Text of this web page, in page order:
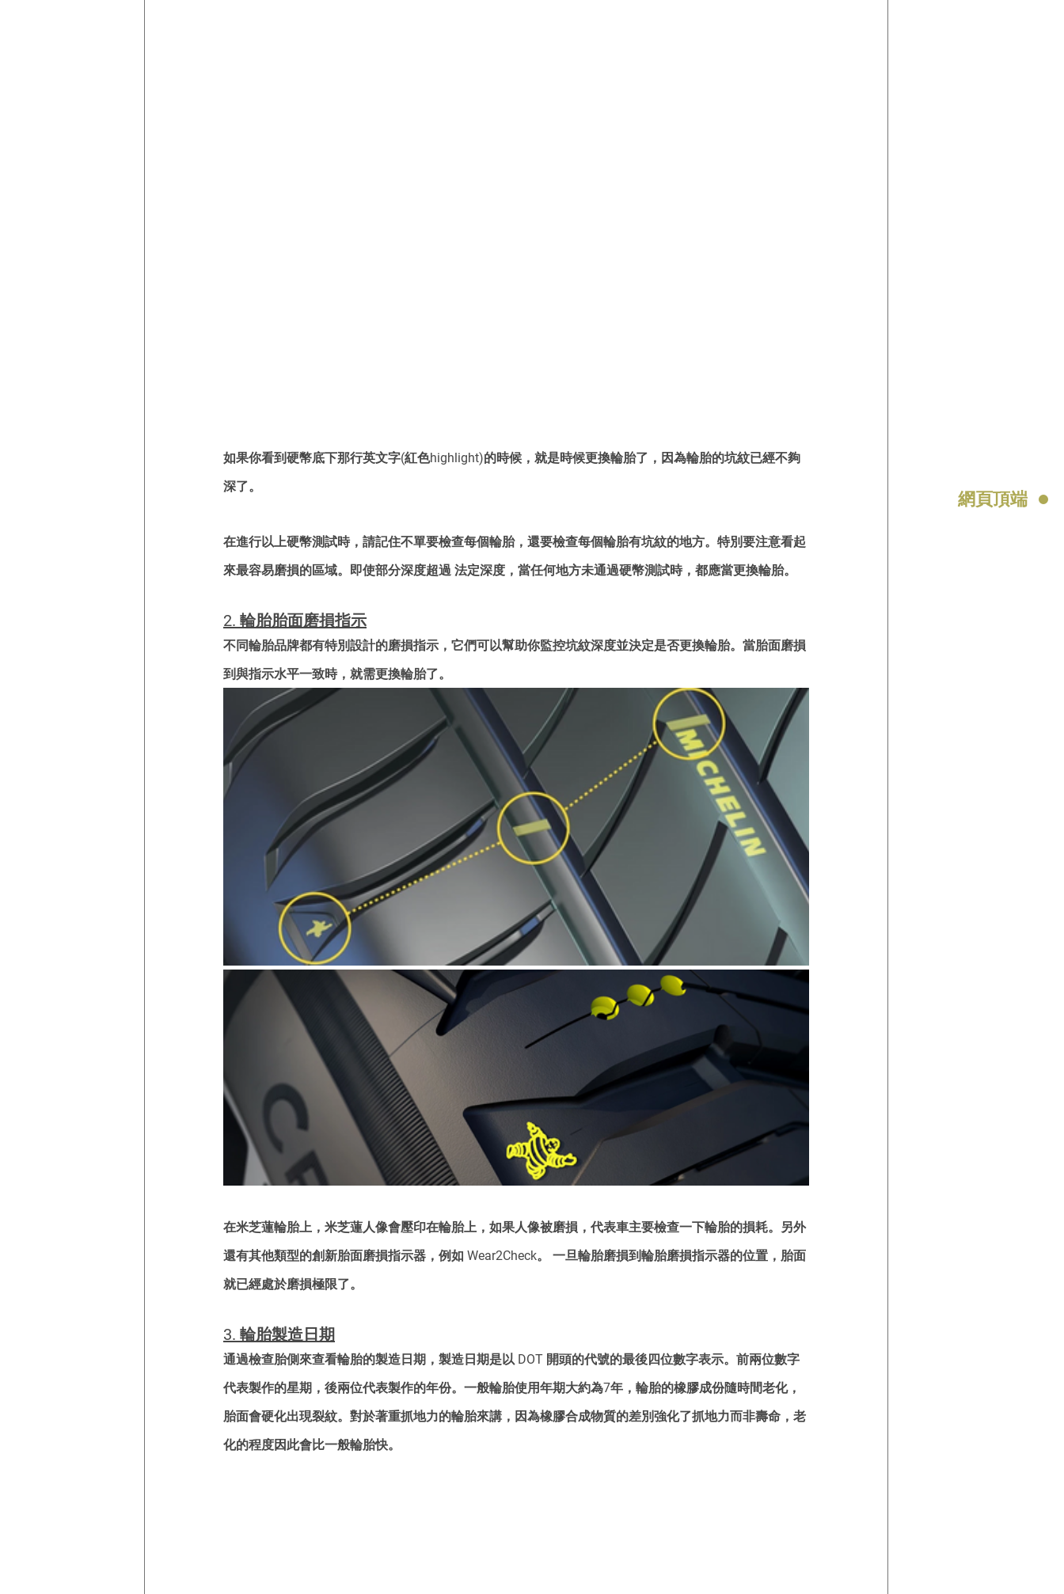
網頁頂端
如果你看到硬幣底下那行英文字(紅色highlight)的時候，就是時候更換輪胎了，因為輪胎的坑紋已經不夠
深了。
在進行以上硬幣測試時，請記住不單要檢查每個輪胎，還要檢查每個輪胎有坑紋的地方。特別要注意看起
來最容易磨損的區域。即使部分深度超過 法定深度，當任何地方未通過硬幣測試時，都應當更換輪胎。
2. 輪胎胎面磨損指示
不同輪胎品牌都有特別設計的磨損指示，它們可以幫助你監控坑紋深度並決定是否更換輪胎。當胎面磨損
到與指示水平一致時，就需更換輪胎了。
在米芝蓮輪胎上，米芝蓮人像會壓印在輪胎上，如果人像被磨損，代表車主要檢查一下輪胎的損耗。另外
還有其他類型的創新胎面磨損指示器，例如 Wear2Check。 一旦輪胎磨損到輪胎磨損指示器的位置，胎面
就已經處於磨損極限了。
3. 輪胎製造日期
通過檢查胎側來查看輪胎的製造日期，製造日期是以 DOT 開頭的代號的最後四位數字表示。前兩位數字
代表製作的星期，後兩位代表製作的年份。一般輪胎使用年期大約為7年，輪胎的橡膠成份隨時間老化，
胎面會硬化出現裂紋。對於著重抓地力的輪胎來講，因為橡膠合成物質的差別強化了抓地力而非壽命，老
化的程度因此會比一般輪胎快。